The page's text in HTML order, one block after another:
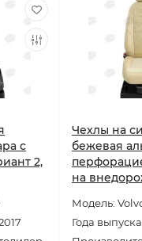
с
2,
Чехлы на
бежевая
на
Модель:
Года